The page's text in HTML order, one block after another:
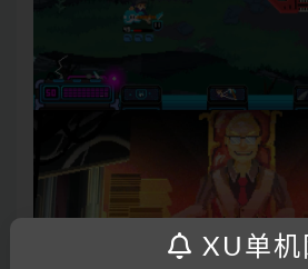
XU单机